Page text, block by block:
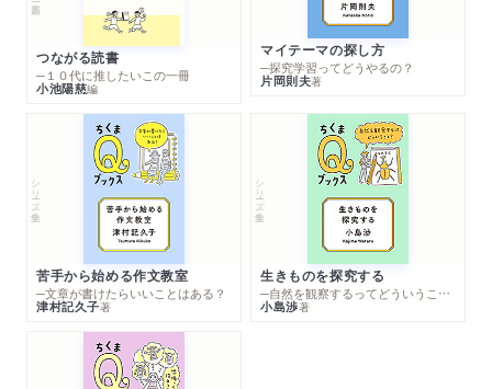
つながる読書
─１０代に推したいこの一冊
小池陽慈編
マイテーマの探し方
─探究学習ってどうやるの？
片岡則夫著
シリーズ・全集
苦手から始める作文教室
─文章が書けたらいいことはある？
津村記久子著
シリーズ・全集
生きものを探究する
─自然を観察するってどういうこと？
小島渉著